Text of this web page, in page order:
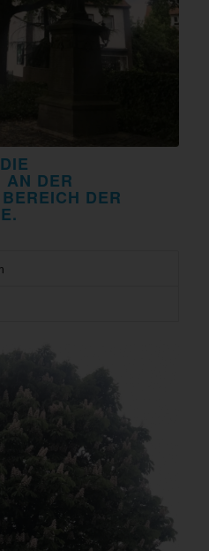
AN DER
DER E